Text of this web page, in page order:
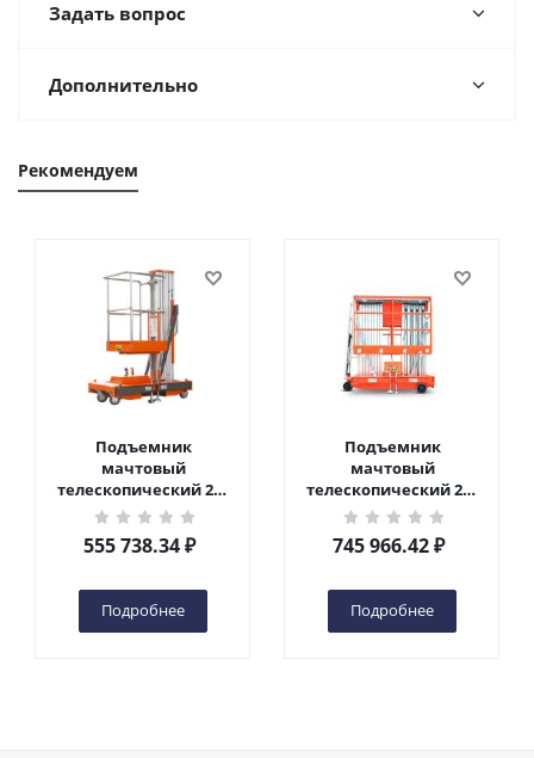
Задать вопрос
Дополнительно
Рекомендуем
Подъемник
мачтовый
телескопический 200
кг 6 м TOR GTWY6-200S
DC 2-мачтовый
(автономный) (G) в
555 738.34₽
Подробнее
Подъемник
мачтовый
телескопический 200
кг 10 м TOR GTWY10-
200S DC 2-мачтовый
(автономный) (N) в
745 966.42₽
Подробнее